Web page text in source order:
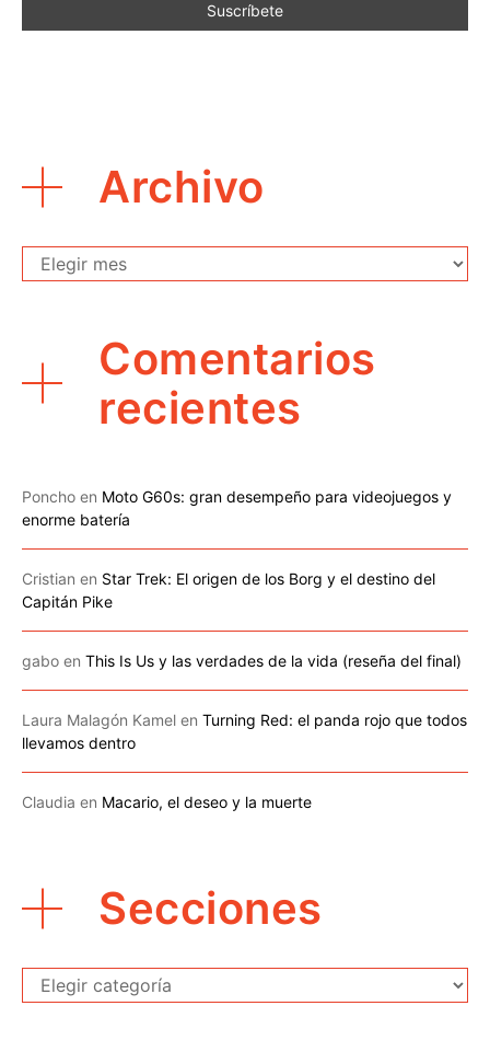
Archivo
Archivo
Comentarios
recientes
Poncho en Moto G60s: gran desempeño para videojuegos y
enorme batería
Cristian en Star Trek: El origen de los Borg y el destino del
Capitán Pike
gabo en This Is Us y las verdades de la vida (reseña del final)
Laura Malagón Kamel en Turning Red: el panda rojo que todos
llevamos dentro
Claudia en Macario, el deseo y la muerte
Secciones
Secciones